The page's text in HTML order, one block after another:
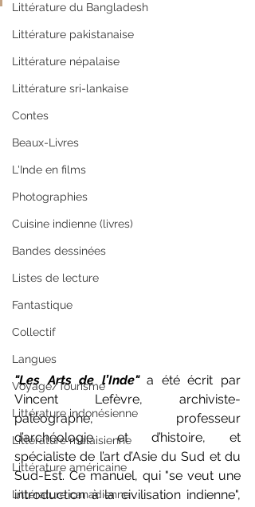
Littérature du Bangladesh
Littérature pakistanaise
Littérature népalaise
Littérature sri-lankaise
Contes
Beaux-Livres
L'Inde en films
Photographies
Cuisine indienne (livres)
Bandes dessinées
Listes de lecture
Fantastique
Collectif
Langues
Voyage/Tourisme
Littérature indonésienne
Littérature malaisienne
Littérature américaine
Littérature canadienne
"Les Arts de l’Inde" a été écrit par
Vincent Lefèvre, archiviste-
paléographe, professeur
d’archéologie et d’histoire, et
spécialiste de l’art d’Asie du Sud et du
Sud-Est. Ce manuel, qui "se veut une
introduction à la civilisation indienne",